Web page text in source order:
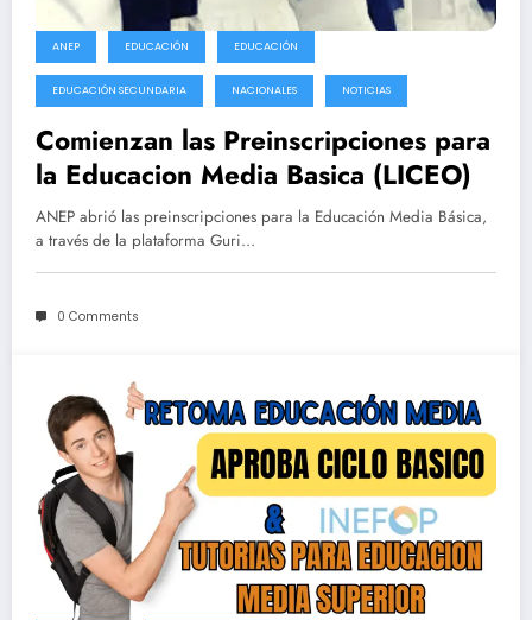
ANEP EDUCACIÓN EDUCACIÓN
EDUCACIÓN SECUNDARIA NACIONALES NOTICIAS
Comienzan las Preinscripciones para
la Educacion Media Basica (LICEO)
ANEP abrió las preinscripciones para la Educación Media Básica,
a través de la plataforma Guri…
0 Comments